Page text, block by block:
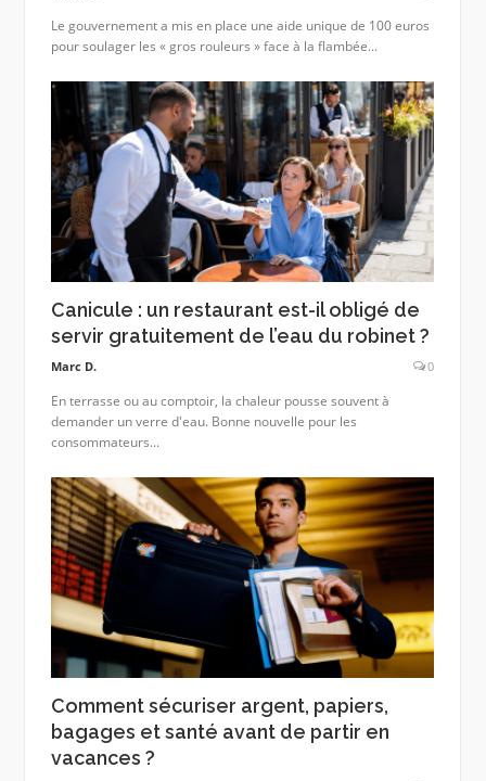
Le gouvernement a mis en place une aide unique de 100 euros
pour soulager les « gros rouleurs » face à la flambée...
Canicule : un restaurant est-il obligé de
servir gratuitement de l’eau du robinet ?
Marc D. 0
En terrasse ou au comptoir, la chaleur pousse souvent à
demander un verre d'eau. Bonne nouvelle pour les
consommateurs...
Comment sécuriser argent, papiers,
bagages et santé avant de partir en
vacances ?